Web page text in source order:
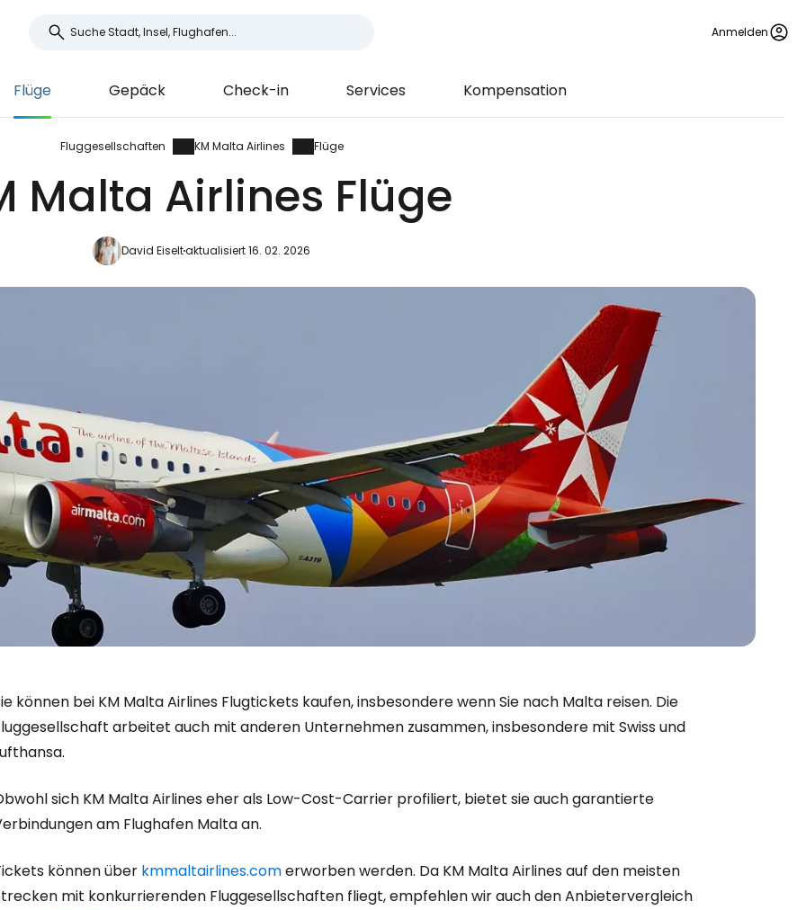
Anmelden
Flüge Gepäck Check-in Services Kompensation
Fluggesellschaften KM Malta Airlines Flüge
Malta Airlines Flüge
David Eiseltaktualisiert 16. 02. 2026
können bei KM Malta Airlines Flugtickets kaufen, insbesondere wenn Sie nach Malta reisen. Die
arbeitet auch mit anderen Unternehmen zusammen, insbesondere mit Swiss und
sich KM Malta Airlines eher als Low-Cost-Carrier profiliert, bietet sie auch garantierte
am Flughafen Malta an.
können über kmmaltairlines.comerworben werden. Da KM Malta Airlines auf den meisten
mit konkurrierenden Fluggesellschaften fliegt, empfehlen wir auch den Anbietervergleich